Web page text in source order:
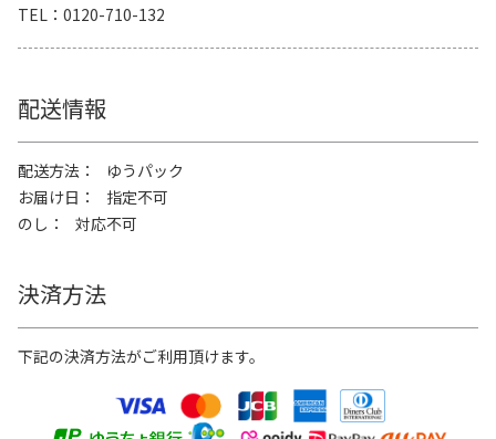
TEL
0120-710-132
配送情報
配送方法
ゆうパック
お届け日
指定不可
のし
対応不可
決済方法
下記の決済方法がご利用頂けます。